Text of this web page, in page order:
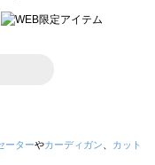
ーターやカーディガン
カット